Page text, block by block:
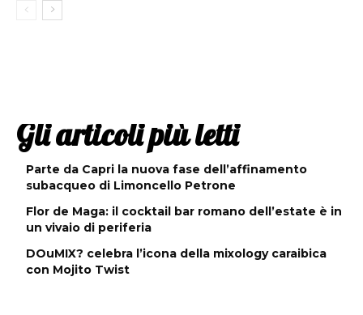
Gli articoli più letti
Parte da Capri la nuova fase dell’affinamento
subacqueo di Limoncello Petrone
Flor de Maga: il cocktail bar romano dell’estate è in
un vivaio di periferia
DOuMIX? celebra l’icona della mixology caraibica
con Mojito Twist